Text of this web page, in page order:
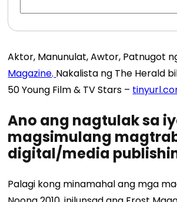
Aktor, Manunulat, Awtor, Patnugot
Magazine. Nakalista ng The Herald
50 Young Film & TV Stars – t
Ano ang nagtulak sa
magsimulang
digital/media
Palagi kong minamahal ang mga